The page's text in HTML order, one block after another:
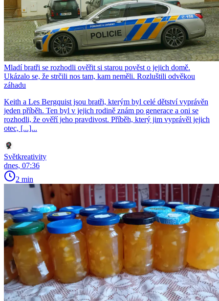
Mladí bratři se rozhodli ověřit si starou pověst o jejich domě.
Ukázalo se, že strčili nos tam, kam neměli. Rozluštili odvěkou
záhadu
Keith a Les Bergquist jsou bratři, kterým byl celé dětství vyprávěn
jeden příběh. Ten byl v jejich rodině znám po generace a oni se
rozhodli, že ověří jeho pravdivost. Příběh, který jim vyprávěl jejich
otec, [...]...
Světkreativity
dnes, 07:36
2 min